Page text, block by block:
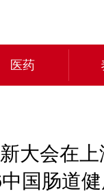
医药
大会在
国肠道